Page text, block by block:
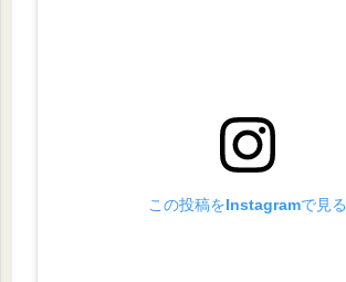
この投稿をInstagramで見る